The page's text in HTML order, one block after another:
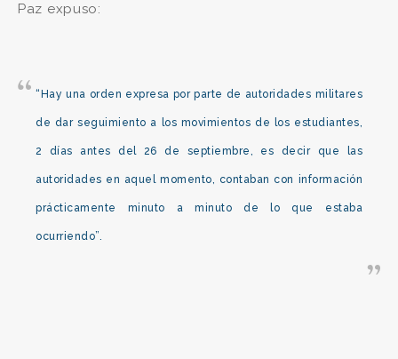
Paz expuso:
“Hay una orden expresa por parte de autoridades militares
de dar seguimiento a los movimientos de los estudiantes,
2 días antes del 26 de septiembre, es decir que las
autoridades en aquel momento, contaban con información
prácticamente minuto a minuto de lo que estaba
ocurriendo”.